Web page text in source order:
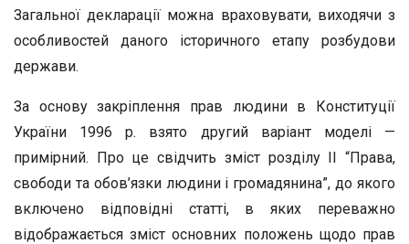
Загальної декларації можна враховувати, виходячи з
особливостей даного історичного етапу розбудови
держави.
За основу закріплення прав людини в Конституції
України 1996 р. взято другий варіант моделі —
примірний. Про це свідчить зміст розділу II “Права,
свободи та обов’язки людини і громадянина”, до якого
включено відповідні статті, в яких переважно
відображається зміст основних положень щодо прав